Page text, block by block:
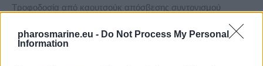
pharosmarine.eu - Do Not Process My Personal
Information
Τροφοδοσία από καουτσούκ απόσβεσης συντονισμού
Χαρακτηριστικά: